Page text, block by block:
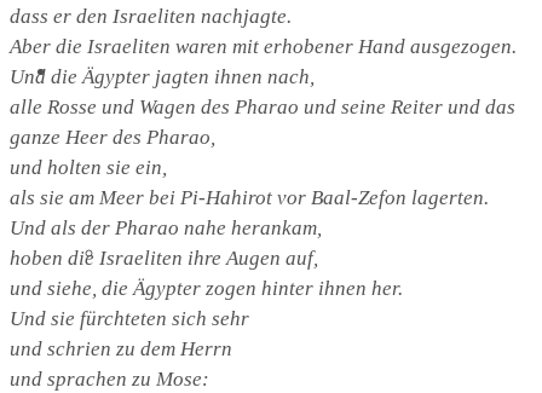
St. Marien
Marienkirche
dass er den Israeliten nachjagte.
Aber die Israeliten waren mit erhobener Hand ausgezogen.
Und die Ägypter jagten ihnen nach,
alle Rosse und Wagen des Pharao und seine Reiter und das
ganze Heer des Pharao,
und holten sie ein,
als sie am Meer bei Pi-Hahirot vor Baal-Zefon lagerten.
Und als der Pharao nahe herankam,
hoben die Israeliten ihre Augen auf,
und siehe, die Ägypter zogen hinter ihnen her.
Und sie fürchteten sich sehr
und schrien zu dem Herrn
und sprachen zu Mose: